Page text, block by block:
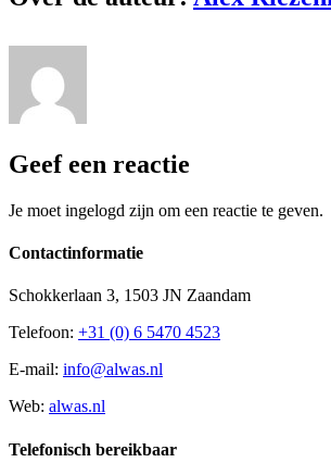
Geef een reactie
Je moet ingelogd zijn om een reactie te geven.
Contactinformatie
Schokkerlaan 3, 1503 JN Zaandam
Telefoon: +31 (0) 6 5470 4523
E-mail: info@alwas.nl
Web: alwas.nl
Telefonisch bereikbaar